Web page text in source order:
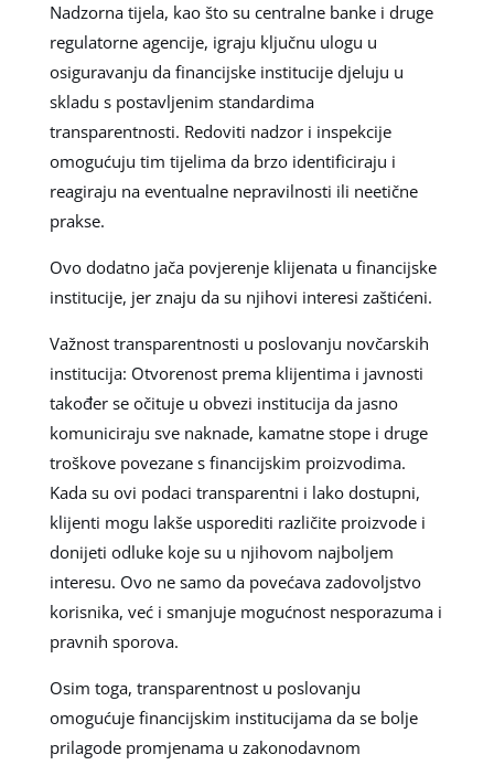
Nadzorna tijela, kao što su centralne banke i druge
regulatorne agencije, igraju ključnu ulogu u
osiguravanju da financijske institucije djeluju u
skladu s postavljenim standardima
transparentnosti. Redoviti nadzor i inspekcije
omogućuju tim tijelima da brzo identificiraju i
reagiraju na eventualne nepravilnosti ili neetične
prakse.
Ovo dodatno jača povjerenje klijenata u financijske
institucije, jer znaju da su njihovi interesi zaštićeni.
Važnost transparentnosti u poslovanju novčarskih
institucija: Otvorenost prema klijentima i javnosti
također se očituje u obvezi institucija da jasno
komuniciraju sve naknade, kamatne stope i druge
troškove povezane s financijskim proizvodima.
Kada su ovi podaci transparentni i lako dostupni,
klijenti mogu lakše usporediti različite proizvode i
donijeti odluke koje su u njihovom najboljem
interesu. Ovo ne samo da povećava zadovoljstvo
korisnika, već i smanjuje mogućnost nesporazuma i
pravnih sporova.
Osim toga, transparentnost u poslovanju
omogućuje financijskim institucijama da se bolje
prilagode promjenama u zakonodavnom